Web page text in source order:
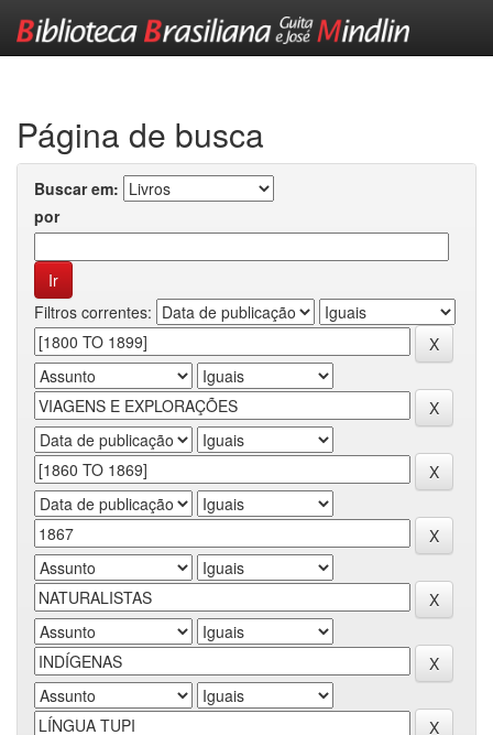
Página de busca
Buscar em:
por
Filtros correntes: